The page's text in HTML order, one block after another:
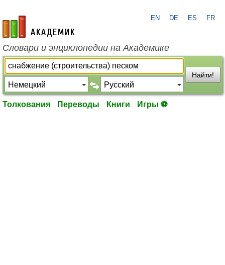
academic.ru
EN DE ES FR
Словари и энциклопедии на Академике
Найти!
Толкования Переводы Книги Игры ⚽